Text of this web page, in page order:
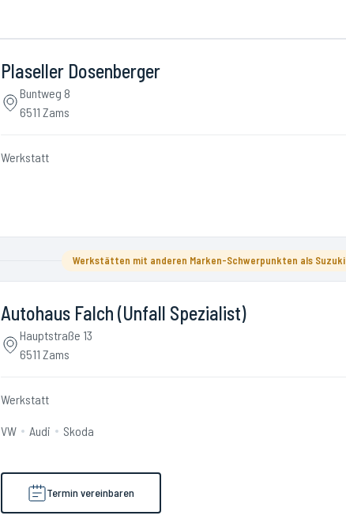
Plaseller Dosenberger
Buntweg 8
6511 Zams
Werkstatt
Werkstätten mit anderen Marken-Schwerpunkten als Suzuki
Autohaus Falch (Unfall Spezialist)
Hauptstraße 13
6511 Zams
Werkstatt
VW Audi Skoda
Termin vereinbaren